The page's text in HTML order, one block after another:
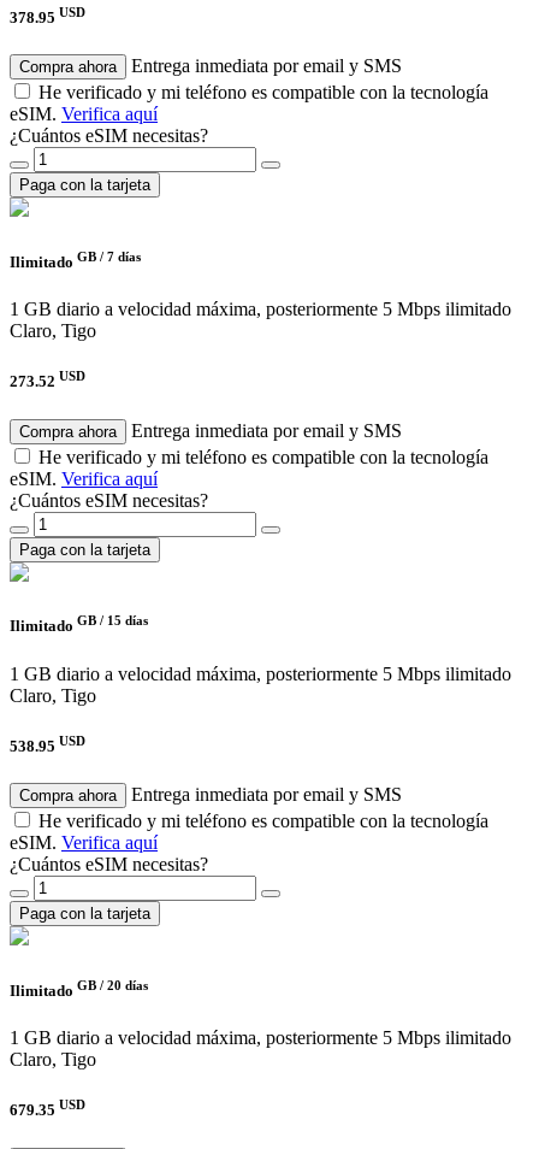
378.95 USD
Compra ahora
Entrega inmediata por email y SMS
He verificado y mi teléfono es compatible con la tecnología
eSIM. Verifica aquí
¿Cuántos eSIM necesitas?
Paga con la tarjeta
Ilimitado GB / 7 días
1 GB diario a velocidad máxima, posteriormente 5 Mbps ilimitado
Claro, Tigo
273.52 USD
Compra ahora
Entrega inmediata por email y SMS
He verificado y mi teléfono es compatible con la tecnología
eSIM. Verifica aquí
¿Cuántos eSIM necesitas?
Paga con la tarjeta
Ilimitado GB / 15 días
1 GB diario a velocidad máxima, posteriormente 5 Mbps ilimitado
Claro, Tigo
538.95 USD
Compra ahora
Entrega inmediata por email y SMS
He verificado y mi teléfono es compatible con la tecnología
eSIM. Verifica aquí
¿Cuántos eSIM necesitas?
Paga con la tarjeta
Ilimitado GB / 20 días
1 GB diario a velocidad máxima, posteriormente 5 Mbps ilimitado
Claro, Tigo
679.35 USD